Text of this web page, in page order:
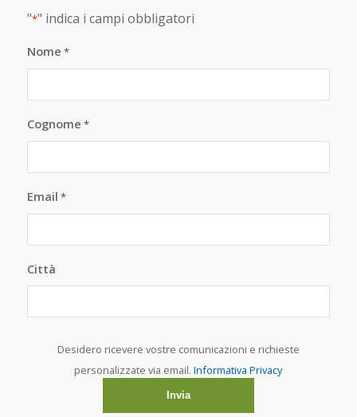
"*" indica i campi obbligatori
Nome *
Cognome *
Email *
Città
Desidero ricevere vostre comunicazioni e richieste
personalizzate via email.Informativa Privacy